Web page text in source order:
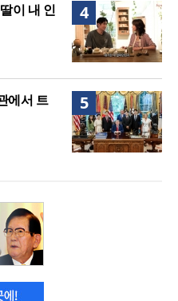
4
이 내 인
5
에서 트